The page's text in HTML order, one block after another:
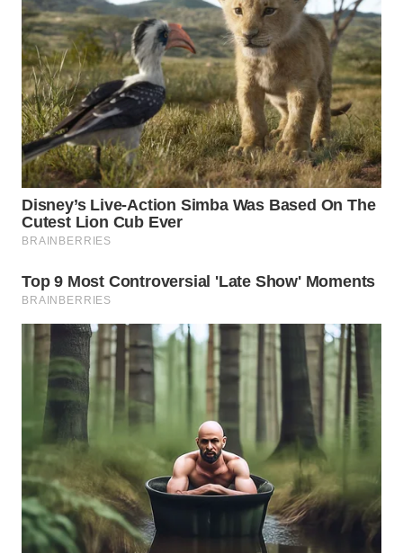
WN
MADURA
WN
SURABAYA
WN
NATUNA
WN
WN
MANDALIKA
WN
LIKUPANG
WN
LABUANBAJO
WN
BORNEO